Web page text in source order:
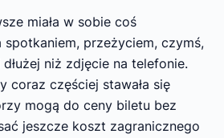
miała w sobie coś
spotkaniem, przeżyciem, czymś,
niż zdjęcie na telefonie.
coraz częściej stawała się
mogą do ceny biletu bez
jeszcze koszt zagranicznego